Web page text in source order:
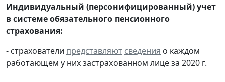
Индивидуальный (персонифицированный) учет
в системе обязательного пенсионного
страхования:
- страхователи представляют сведения о каждом
работающем у них застрахованном лице за 2020 г.